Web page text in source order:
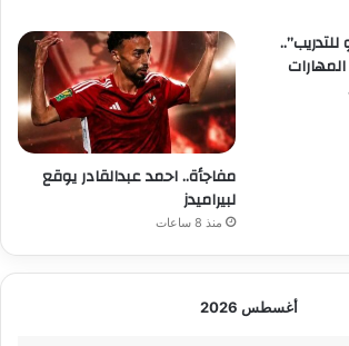
مفاجأة.. احمد عبدالقادر يوقع
لبيراميدز
منذ 8 ساعات
أغسطس 2026